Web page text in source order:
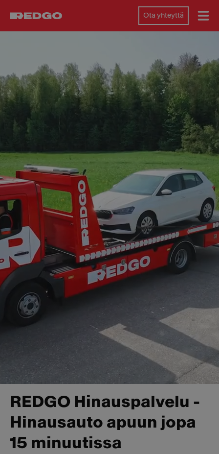
Ota yhteyttä
REDGO Hinauspalvelu -
Hinausauto apuun jopa
15 minuutissa